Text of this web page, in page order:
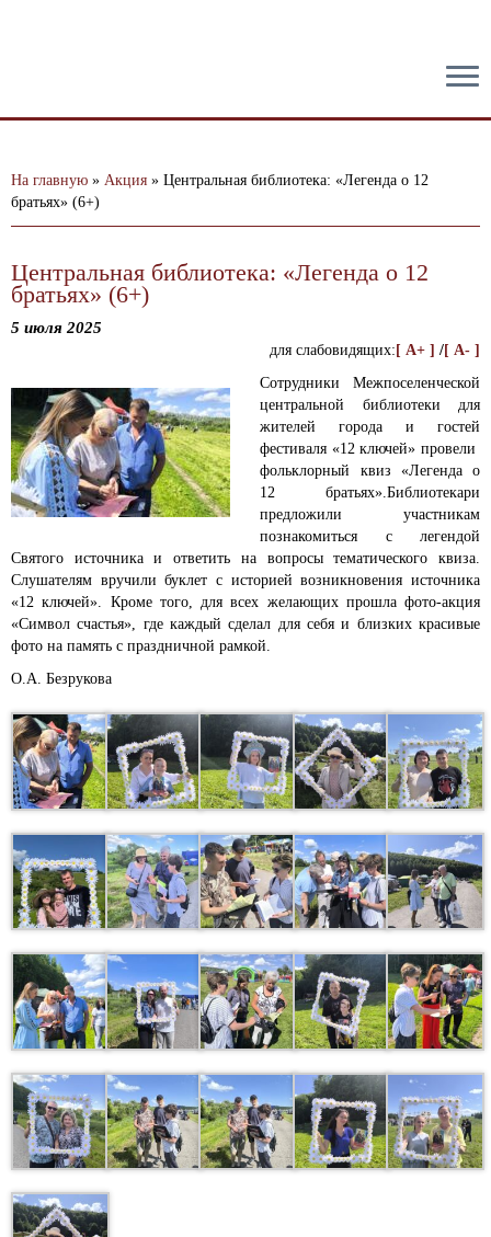
На главную » Акция » Центральная библиотека: «Легенда о 12
братьях» (6+)
Центральная библиотека: «Легенда о 12
братьях» (6+)
5 июля 2025
для слабовидящих: [ A+ ] /[ A- ]
Сотрудники Межпоселенческой
центральной библиотеки для
жителей города и гостей
фестиваля «12 ключей» провели
фольклорный квиз «Легенда о
12 братьях».Библиотекари
предложили участникам
познакомиться с легендой
Святого источника и ответить на вопросы тематического квиза.
Слушателям вручили буклет с историей возникновения источника
«12 ключей». Кроме того, для всех желающих прошла фото-акция
«Символ счастья», где каждый сделал для себя и близких красивые
фото на память с праздничной рамкой.
О.А. Безрукова